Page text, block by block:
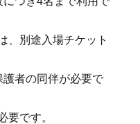
、別途入場チケット
者の同伴が必要で
要です。